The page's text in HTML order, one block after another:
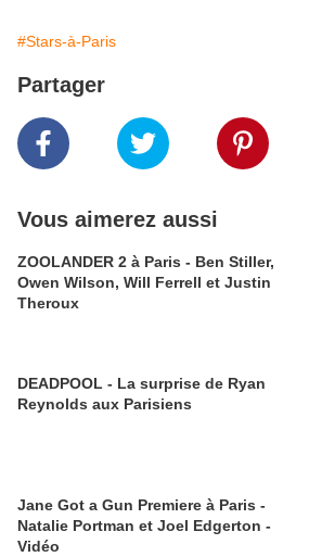
#Stars-à-Paris
Partager
Vous aimerez aussi
ZOOLANDER 2 à Paris - Ben Stiller,
Owen Wilson, Will Ferrell et Justin
Theroux
DEADPOOL - La surprise de Ryan
Reynolds aux Parisiens
Jane Got a Gun Premiere à Paris -
Natalie Portman et Joel Edgerton -
Vidéo